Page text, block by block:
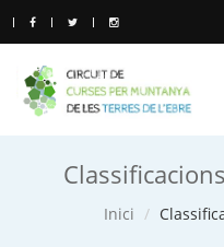
Inici